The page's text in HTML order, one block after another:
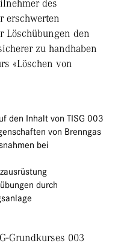
des
erschwerten
Löschübungen den
zu handhaben
«Löschen von
den Inhalt von TISG 003
von Brenngas
bei
durch
Grundkurses 003